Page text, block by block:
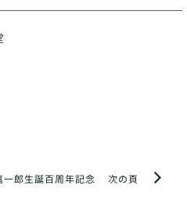
次の頁
一郎生誕百周年記念